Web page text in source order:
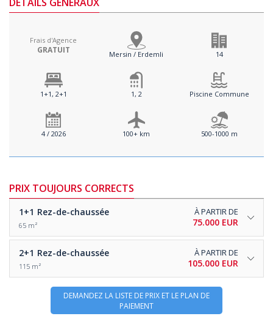
Frais d'Agence
GRATUIT Mersin / Erdemli 14
1+1, 2+1 1, 2 Piscine Commune
4 / 2026 100+ km 500-1000 m
PRIX TOUJOURS CORRECTS
1+1 Rez-de-chaussée
65 m²
À PARTIR DE
75.000 EUR
2+1 Rez-de-chaussée
115 m²
À PARTIR DE
105.000 EUR
DEMANDEZ LA LISTE DE PRIX ET LE PLAN DE
PAIEMENT